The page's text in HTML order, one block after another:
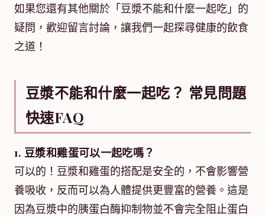
如果您還有其他關於「豆漿不能和什麼一起吃」的
疑問，歡迎留言討論，讓我們一起探尋健康的飲食
之道！
豆漿不能和什麼一起吃？ 常見問題
快速FAQ
1. 豆漿和雞蛋可以一起吃嗎？
可以的！豆漿和雞蛋的搭配是安全的，不會影響營
養吸收，反而可以為人體提供更豐富的營養。這是
因為豆漿中的胰蛋白酶抑制物並不會完全阻止蛋白